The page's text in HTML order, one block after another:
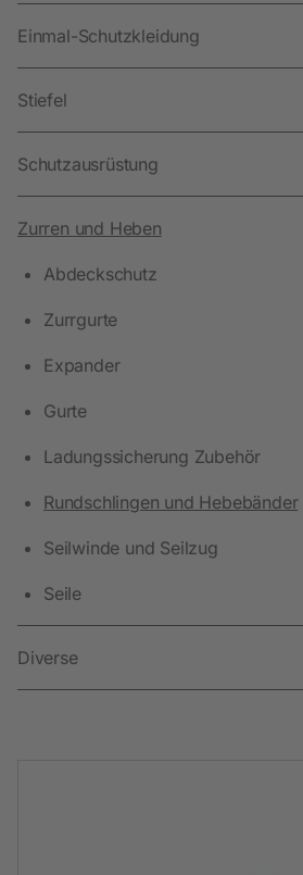
Einmal-Schutzkleidung
Stiefel
Schutzausrüstung
Zurren und Heben
Abdeckschutz
Zurrgurte
Expander
Gurte
Ladungssicherung Zubehör
Rundschlingen und Hebebänder
Seilwinde und Seilzug
Seile
Diverse